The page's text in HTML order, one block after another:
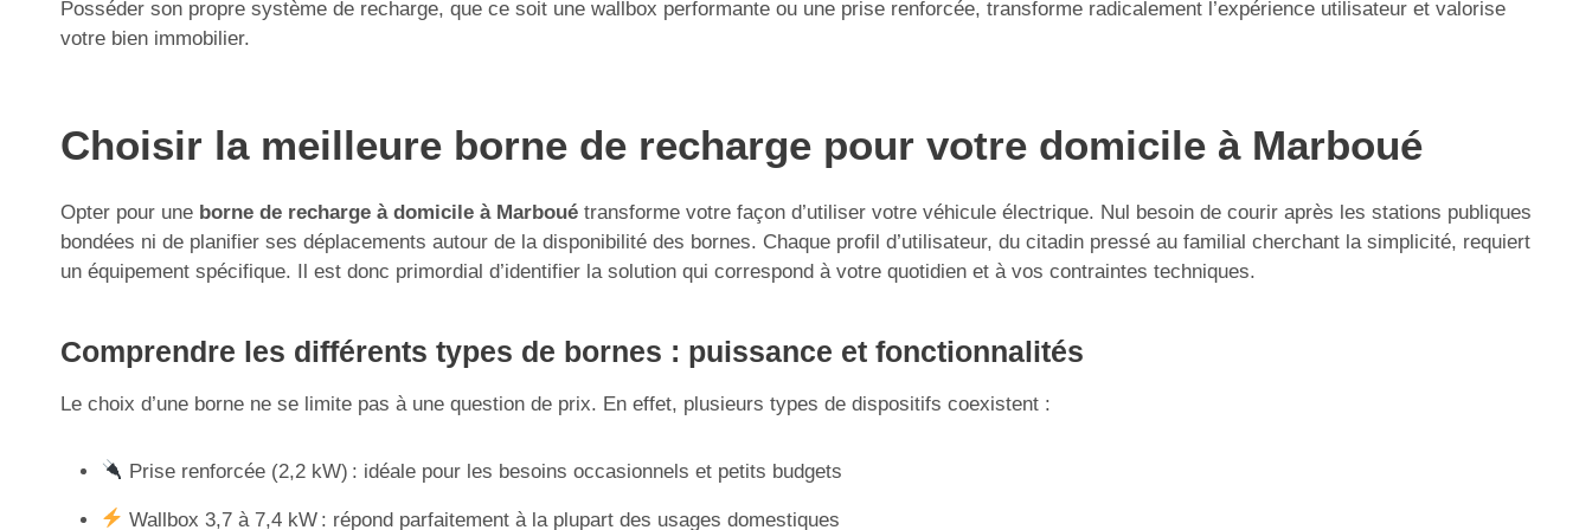
Posséder son propre système de recharge, que ce soit une wallbox performante ou une prise renforcée, transforme radicalement l’expérience utilisateur et valorise
votre bien immobilier.
Choisir la meilleure borne de recharge pour votre domicile à Marboué
Opter pour une borne de recharge à domicile à Marboué transforme votre façon d’utiliser votre véhicule électrique. Nul besoin de courir après les stations publiques
bondées ni de planifier ses déplacements autour de la disponibilité des bornes. Chaque profil d’utilisateur, du citadin pressé au familial cherchant la simplicité, requiert
un équipement spécifique. Il est donc primordial d’identifier la solution qui correspond à votre quotidien et à vos contraintes techniques.
Comprendre les différents types de bornes : puissance et fonctionnalités
Le choix d’une borne ne se limite pas à une question de prix. En effet, plusieurs types de dispositifs coexistent :
Prise renforcée (2,2 kW) : idéale pour les besoins occasionnels et petits budgets
Wallbox 3,7 à 7,4 kW : répond parfaitement à la plupart des usages domestiques